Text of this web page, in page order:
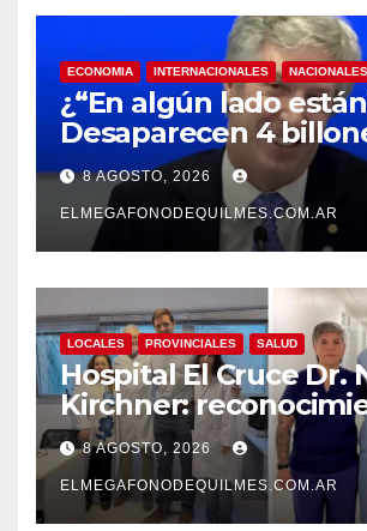
ECONOMIA INTERNACIONALES NACIONALES
¿“En algún lado
Desaparecen 4
presidente del BCRA
responde con una
8 AGOSTO, 2026
ELMEGAFONODEQUILMES.COM.AR
LOCALES PROVINCIALES SALUD
Hospital El Cruce Dr.
Kirchner:
internacional a la
su atención
8 AGOSTO, 2026
ELMEGAFONODEQUILMES.COM.AR